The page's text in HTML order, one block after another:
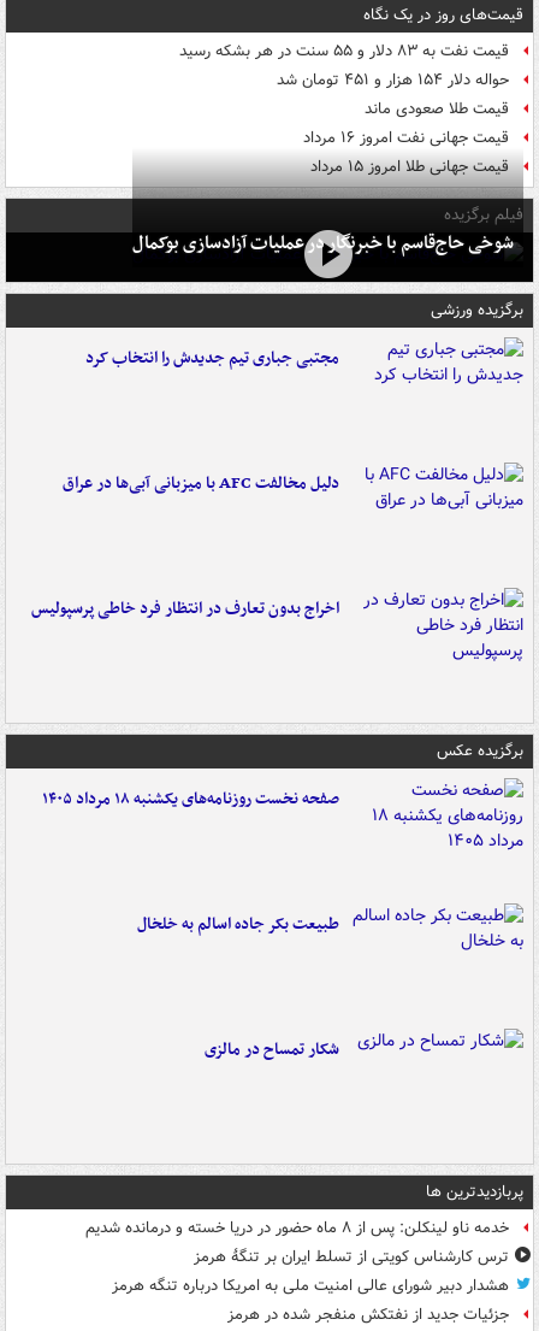
قیمت‌های روز در یک نگاه
قیمت نفت به ۸۳ دلار و ۵۵ سنت در هر بشکه رسید
حواله دلار ۱۵۴ هزار و ۴۵۱ تومان شد
قیمت طلا صعودی ماند
قیمت جهانی نفت امروز ۱۶ مرداد
قیمت جهانی طلا امروز ۱۵ مرداد
فیلم برگزیده
شوخی حاج‌قاسم با خبرنگار در عملیات آزادسازی بوکمال
برگزیده ورزشی
مجتبی جباری تیم جدیدش را انتخاب کرد
دلیل مخالفت AFC با میزبانی آبی‌ها در عراق
اخراج بدون تعارف در انتظار فرد خاطی پرسپولیس
برگزیده عکس
صفحه نخست روزنامه‌های یکشنبه ۱۸ مرداد ۱۴۰۵
طبیعت بکر جاده اسالم به خلخال
شکار تمساح در مالزی
پربازدیدترین ها
خدمه ناو لینکلن: پس از ۸ ماه حضور در دریا خسته و درمانده‌ شدیم
ترس کارشناس کویتی از تسلط ایران بر تنگۀ هرمز
هشدار دبیر شورای عالی امنیت ملی به امریکا درباره تنگه هرمز
جزئیات جدید از نفتکش منفجر شده در هرمز